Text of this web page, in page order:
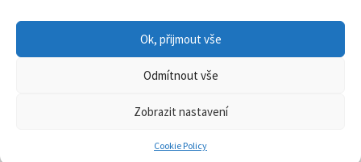
Ok, přijmout vše
Odmítnout vše
Zobrazit nastavení
Cookie Policy
žíraviny, jedy a nebezpečné látky
Jan a Vladimír Suchánkovi - HANYKO Praha s.r.o.